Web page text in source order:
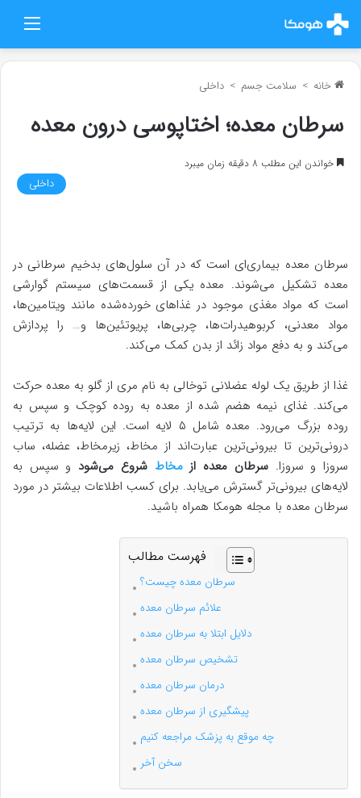
خانه > سلامت جسم > داخلی
سرطان معده؛ اختاپوسی درون معده
خواندن این مطلب 8 دقیقه زمان میبرد
داخلی
سرطان معده بیماری‌ای است که در آن سلول‌های بدخیم سرطانی در
معده تشکیل می‌شوند. معده یکی از قسمت‌های سیستم گوارشی
است که مواد مغذی موجود در غذاهای خورده‌شده مانند ویتامین‌ها،
مواد معدنی، کربوهیدرات‌ها، چربی‌ها، پریوتئین‌ها و… را پردازش
می‌کند و به دفع مواد زائد از بدن کمک می‌کند.
غذا از طریق یک لوله عضلانی توخالی به نام مری از گلو به معده حرکت
می‌کند. غذای نیمه هضم شده از معده به روده کوچک و سپس به
روده بزرگ می‌رود. معده شامل ۵ لایه است. این لایه‌ها به ترتیب
درونی‌ترین تا بیرونی‌ترین عبارت‌اند از مخاط، زیرمخاط، عضله، ساب
سروزا و سروزا.سرطان معده ازمخاط شروع می‌شود و سپس به
لایه‌های بیرونی‌تر گسترش می‌یابد. برای کسب اطلاعات بیشتر در مورد
سرطان معده با مجله هومکا همراه باشید.
فهرست مطالب
سرطان معده چیست؟
علائم سرطان معده
دلایل ابتلا به سرطان معده
تشخیص سرطان معده
درمان سرطان معده
پیشگیری از سرطان معده
چه موقع به پزشک مراجعه کنیم
سخن آخر